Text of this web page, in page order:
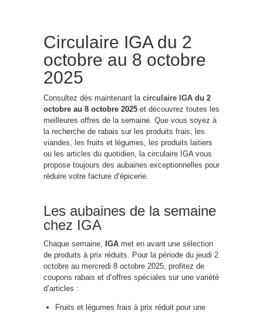
Circulaire IGA du 2
octobre au 8 octobre
2025
Consultez dès maintenant la circulaire IGA du 2
octobre au 8 octobre 2025 et découvrez toutes les
meilleures offres de la semaine. Que vous soyez à
la recherche de rabais sur les produits frais, les
viandes, les fruits et légumes, les produits laitiers
ou les articles du quotidien, la circulaire IGA vous
propose toujours des aubaines exceptionnelles pour
réduire votre facture d’épicerie.
Les aubaines de la semaine
chez IGA
Chaque semaine, IGA met en avant une sélection
de produits à prix réduits. Pour la période du jeudi 2
octobre au mercredi 8 octobre 2025, profitez de
coupons rabais et d’offres spéciales sur une variété
d’articles :
Fruits et légumes frais à prix réduit pour une